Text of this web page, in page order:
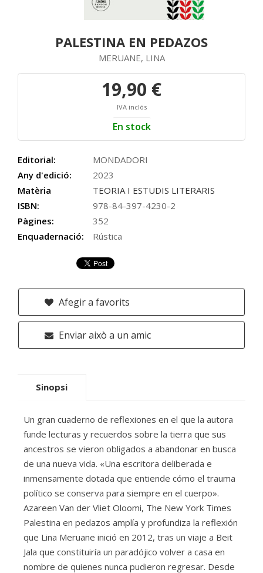
PALESTINA EN PEDAZOS
MERUANE, LINA
19,90 €
IVA inclós
En stock
Editorial:
MONDADORI
Any d'edició:
2023
Matèria
TEORIA I ESTUDIS LITERARIS
ISBN:
978-84-397-4230-2
Pàgines:
352
Enquadernació:
Rústica
Afegir a favorits
Enviar això a un amic
Sinopsi
Un gran cuaderno de reflexiones en el que la autora
funde lecturas y recuerdos sobre la tierra que sus
ancestros se vieron obligados a abandonar en busca
de una nueva vida. «Una escritora deliberada e
inmensamente dotada que entiende cómo el trauma
político se conserva para siempre en el cuerpo».
Azareen Van der Vliet Oloomi, The New York Times
Palestina en pedazos amplía y profundiza la reflexión
que Lina Meruane inició en 2012, tras un viaje a Beit
Jala que constituiría un paradójico volver a casa en
nombre de quienes nunca pudieron regresar. Desde